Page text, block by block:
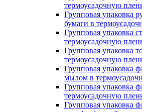
термоусадочную
Групповая упаковка
бумаги в
Групповая упаковка
термоусадочную
Групповая упаковка
термоусадочную
Групповая упаковка
мылом в
Групповая упаковка
термоусадочную
Групповая упаковка